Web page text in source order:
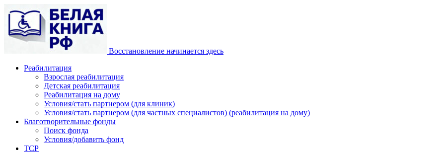
Восстановление начинается здесь
Реабилитация
Взрослая реабилитация
Детская реабилитация
Реабилитация на дому
Условия/стать партнером (для клиник)
Условия/стать партнером (для частных специалистов) (реабилитация на дому)
Благотворительные фонды
Поиск фонда
Условия/добавить фонд
ТСР